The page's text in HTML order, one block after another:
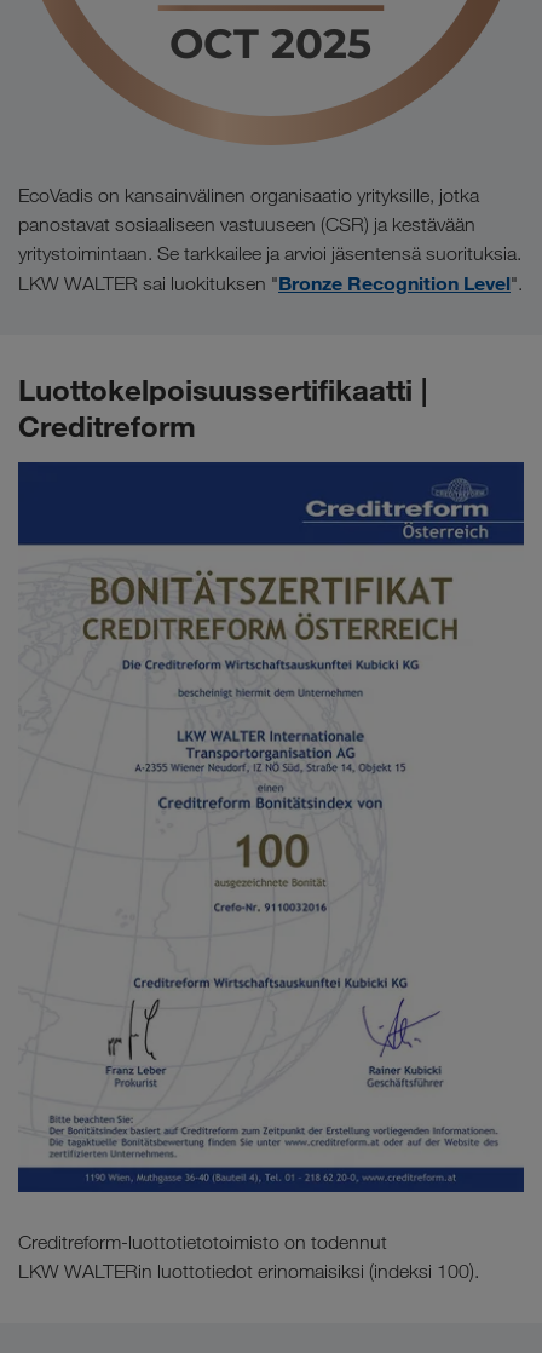
EcoVadis on kansainvälinen organisaatio yrityksille, jotka
panostavat sosiaaliseen vastuuseen (CSR) ja kestävään
yritystoimintaan. Se tarkkailee ja arvioi jäsentensä suorituksia.
LKW WALTER sai luokituksen "Bronze Recognition Level".
Luottokelpoisuussertifikaatti |
Creditreform
Creditreform-luottotietotoimisto on todennut
LKW WALTERin luottotiedot erinomaisiksi (indeksi 100).